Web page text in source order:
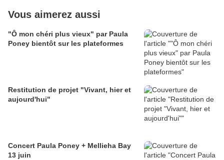
Vous aimerez aussi
"Ô mon chéri plus vieux" par Paula
Poney bientôt sur les plateformes
Restitution de projet "Vivant, hier et
aujourd'hui"
Concert Paula Poney + Mellieha Bay
13 juin